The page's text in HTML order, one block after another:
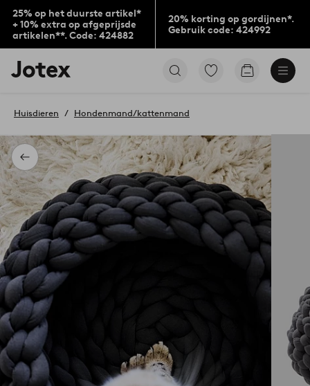
25% op het duurste artikel*
+ 10% extra op afgeprijsde
artikelen**. Code: 424882
20% korting op gordijnen*.
Gebruik code: 424992
Jotex
logo
to
home
page
Ga
Go
Terug
Huisdieren Hondenmand/kattenmand